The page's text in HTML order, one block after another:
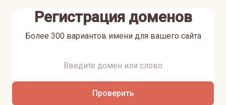
Регистрация доменов
Более 300 вариантов имени для вашего сайта
Проверить